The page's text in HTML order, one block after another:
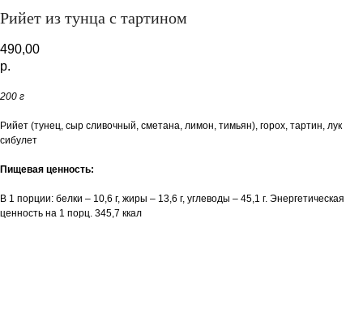
Рийет из тунца с тартином
490,00
р.
200 г
Рийет (тунец, сыр сливочный, сметана, лимон, тимьян), горох, тартин, лук
сибулет
Пищевая ценность:
В 1 порции: белки – 10,6 г, жиры – 13,6 г, углеводы – 45,1 г. Энергетическая
ценность на 1 порц. 345,7 ккал